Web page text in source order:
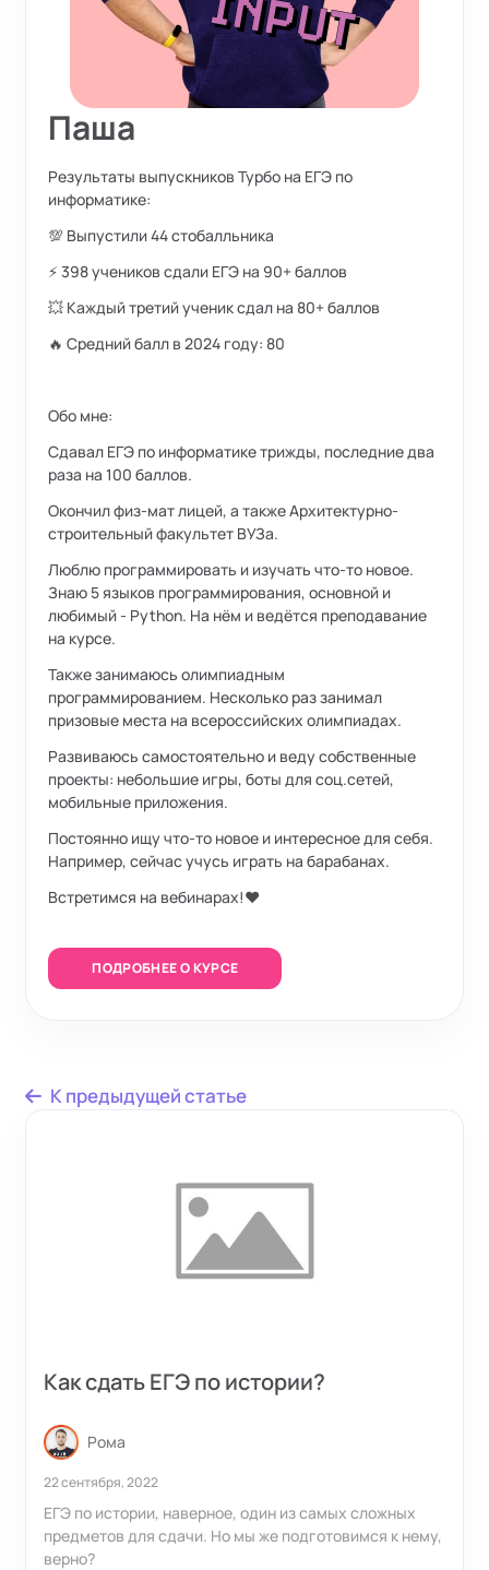
Паша
Результаты выпускников Турбо на ЕГЭ по
информатике:
💯 Выпустили 44 стобалльника
⚡ 398 учеников сдали ЕГЭ на 90+ баллов
💥 Каждый третий ученик сдал на 80+ баллов
🔥 Средний балл в 2024 году: 80
Обо мне:
Сдавал ЕГЭ по информатике трижды, последние два
раза на 100 баллов.
Окончил физ-мат лицей, а также Архитектурно-
строительный факультет ВУЗа.
Люблю программировать и изучать что-то новое.
Знаю 5 языков программирования, основной и
любимый - Python. На нём и ведётся преподавание
на курсе.
Также занимаюсь олимпиадным
программированием. Несколько раз занимал
призовые места на всероссийских олимпиадах.
Развиваюсь самостоятельно и веду собственные
проекты: небольшие игры, боты для соц.сетей,
мобильные приложения.
Постоянно ищу что-то новое и интересное для себя.
Например, сейчас учусь играть на барабанах.
Встретимся на вебинарах!❤️
ПОДРОБНЕЕ О КУРСЕ
К предыдущей статье
Как сдать ЕГЭ по истории?
Рома
22 сентября, 2022
ЕГЭ по истории, наверное, один из самых сложных
предметов для сдачи. Но мы же подготовимся к нему,
верно?